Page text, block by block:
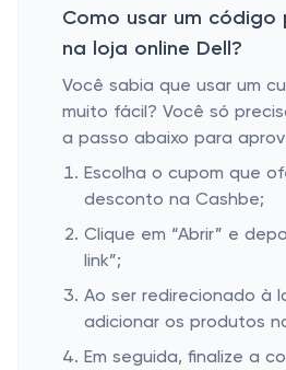
Como usar um código
na loja online Dell?
Você sabia que usar um
muito fácil? Você só
a passo abaixo para
Escolha o cupom que
desconto na Cashbe;
Clique em “Abrir” e
link”;
Ao ser redirecionado à
adicionar os produtos
Em seguida, finalize a